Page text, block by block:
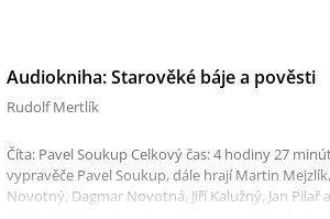
Audiokniha: Starověké báje a pověsti
Rudolf Mertlík
Číta: Pavel Soukup Celkový čas: 4 hodiny 27
vypravěče Pavel Soukup, dále hrají Martin
Novotný, Dagmar Novotná, Jiří Kalužný, Jan Pilař a